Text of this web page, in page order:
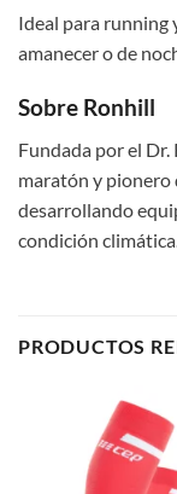
Ideal para running
amanecer o de
Sobre Ronhill
Fundada por el
maratón y pionero
desarrollando
condición climática.
PRODUCTOS